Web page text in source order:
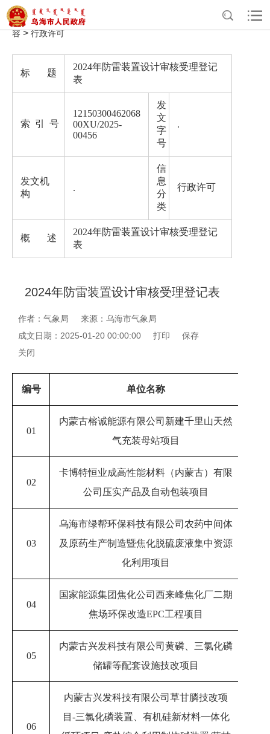
首页 >政务公开>气象局政府信息公开
法定主动公开内
容>行政许可
标 题
2024年防雷装置设计审核受理登记
表
索 引 号
12150300462068
00XU/2025-
00456
发
文
字
号
.
发文机
构
.
信
息
分
类
行政许可
概 述
2024年防雷装置设计审核受理登记
表
2024年防雷装置设计审核受理登记表
作者：气象局
来源：乌海市气象局
成文日期：2025-01-20 00:00:00
打印
保存
关闭
编号 单位名称
01
内蒙古榕诚能源有限公司新建千里山天然
气充装母站项目
02
卡博特恒业成高性能材料（内蒙古）有限
公司压实产品及自动包装项目
03
乌海市绿帮环保科技有限公司农药中间体
及原药生产制造暨焦化脱硫废液集中资源
化利用项目
04
国家能源集团焦化公司西来峰焦化厂二期
焦场环保改造EPC工程项目
05
内蒙古兴发科技有限公司黄磷、三氯化磷
储罐等配套设施技改项目
06
内蒙古兴发科技有限公司草甘膦技改项
目 -三氯化磷装置、有机硅新材料一体化